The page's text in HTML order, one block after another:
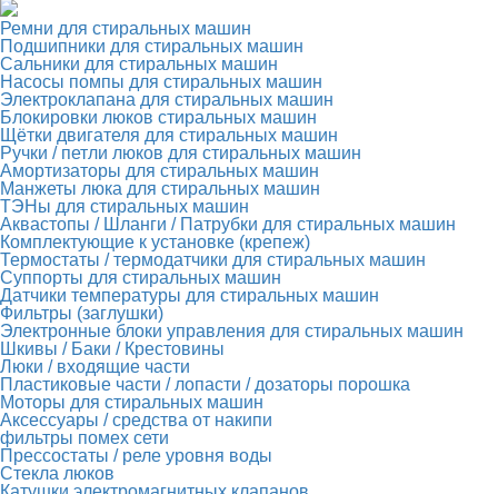
Ремни для стиральных машин
Подшипники для стиральных машин
Сальники для стиральных машин
Насосы помпы для стиральных машин
Электроклапана для стиральных машин
Блокировки люков стиральных машин
Щётки двигателя для стиральных машин
Ручки / петли люков для стиральных машин
Амортизаторы для стиральных машин
Манжеты люка для стиральных машин
ТЭНы для стиральных машин
Аквастопы / Шланги / Патрубки для стиральных машин
Комплектующие к установке (крепеж)
Термостаты / термодатчики для стиральных машин
Суппорты для стиральных машин
Датчики температуры для стиральных машин
Фильтры (заглушки)
Электронные блоки управления для стиральных машин
Шкивы / Баки / Крестовины
Люки / входящие части
Пластиковые части / лопасти / дозаторы порошка
Моторы для стиральных машин
Аксессуары / средства от накипи
фильтры помех сети
Прессостаты / реле уровня воды
Стекла люков